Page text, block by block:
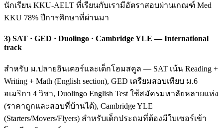
นักเรียน KKU-AELT ที่เรียนกับเรามีอัตราสอบผ่านเกณฑ์ Med
KKU 78% ปีการศึกษาที่ผ่านมา
3) SAT · GED · Duolingo · Cambridge YLE — International
track
สำหรับ ม.ปลายอินเตอร์และเด็กโฮมสคูล — SAT เน้น Reading +
Writing + Math (English section), GED เตรียมสอบเทียบ ม.6
อเมริกา 4 วิชา, Duolingo English Test ใช้สมัครมหาลัยหลายแห่ง
(ราคาถูกและสอบที่บ้านได้), Cambridge YLE
(Starters/Movers/Flyers) สำหรับเด็กประถมที่ต้องมีใบเซอร์เข้า